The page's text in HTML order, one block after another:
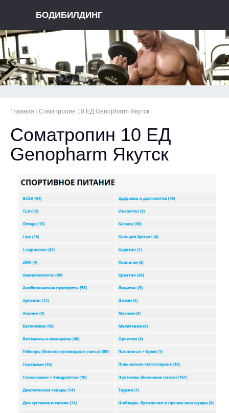
БОДИБИЛДИНГ
Главная / Соматропин 10 ЕД Genopharm Якутск
Соматропин 10 ЕД
Genopharm Якутск